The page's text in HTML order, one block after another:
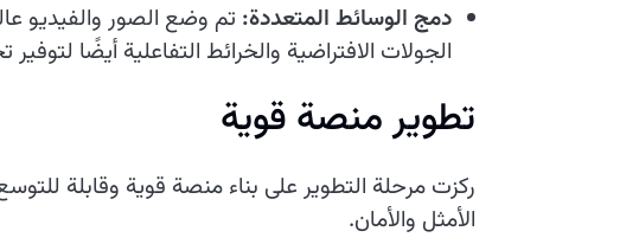
دمج الوسائط المتعددة: تم وضع الصور والفيديو
الجولات الافتراضية والخرائط التفاعلية أيضًا لتوفير
تطوير منصة قوية
ركزت مرحلة التطوير على بناء منصة قوية وقابلة
الأمثل والأمان.